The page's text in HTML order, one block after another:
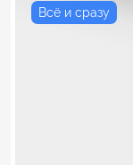
Всё и сразу